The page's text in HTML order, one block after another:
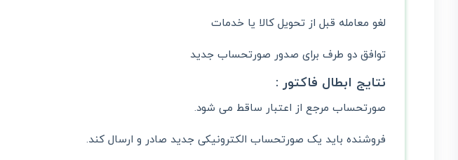
لغو معامله قبل از تحویل کالا یا خدمات
توافق دو طرف برای صدور صورتحساب جدید
نتایج ابطال فاکتور :
صورتحساب مرجع از اعتبار ساقط می شود.
فروشنده باید یک صورتحساب الکترونیکی جدید صادر و ارسال کند.